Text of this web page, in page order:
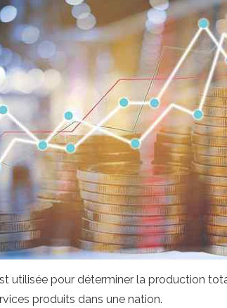
utilisée pour déterminer la production
produits dans une nation.